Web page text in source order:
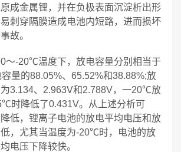
成金属锂，并在负极表面沉淀析出形
刺穿隔膜造成电池内短路，进而损坏
故。
～-20℃温度下，放电容量分别相当于
量的88.05%、65.52%和38.88%;放
3.134、2.963V和2.788V，一20℃放
时降低了0.431V。从上述分析可
低，锂离子电池的放电平均电压和放
，尤其当温度为-20℃时，电池的放
电压下降较快。